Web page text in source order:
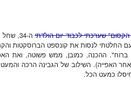
שערכתי לכבוד יום הולדתי
ה-34,
ההכנה, כמובן, ממש פשוטה, ואת
האפייה). השילוב של הגבינה הרכה
כמעט הכל.